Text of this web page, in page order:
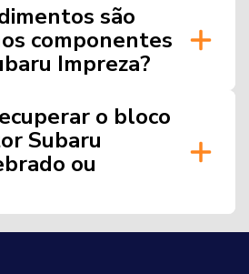
são
componentes
Impreza?
o bloco
Subaru
ou